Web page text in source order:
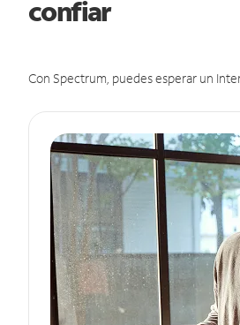
confiar
Con Spectrum, puedes esperar un